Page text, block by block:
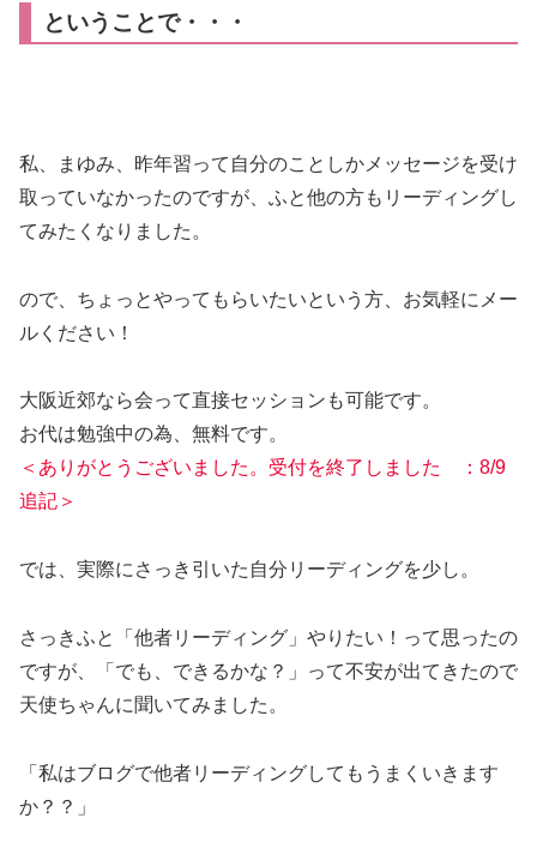
ということで・・・
私、まゆみ、昨年習って自分のことしかメッセージを受け
取っていなかったのですが、ふと他の方もリーディングし
てみたくなりました。
ので、ちょっとやってもらいたいという方、お気軽にメー
ルください！
大阪近郊なら会って直接セッションも可能です。
お代は勉強中の為、無料です。
＜ありがとうございました。受付を終了しました ：8/9
追記＞
では、実際にさっき引いた自分リーディングを少し。
さっきふと「他者リーディング」やりたい！って思ったの
ですが、「でも、できるかな？」って不安が出てきたので
天使ちゃんに聞いてみました。
「私はブログで他者リーディングしてもうまくいきます
か？？」